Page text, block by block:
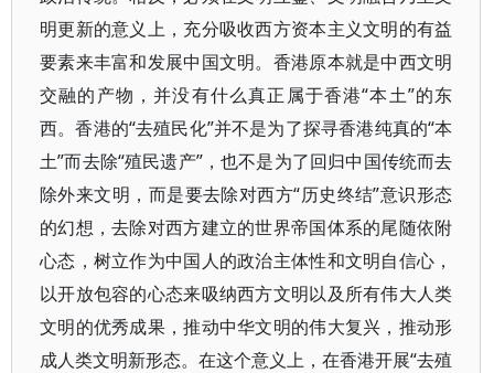
明更新的意义上，充分吸收西方资本主义文明的有益
要素来丰富和发展中国文明。香港原本就是中西文明
交融的产物，并没有什么真正属于香港“本土”的东
西。香港的“去殖民化”并不是为了探寻香港纯真的“本
土”而去除“殖民遗产”，也不是为了回归中国传统而去
除外来文明，而是要去除对西方“历史终结”意识形态
的幻想，去除对西方建立的世界帝国体系的尾随依附
心态，树立作为中国人的政治主体性和文明自信心，
以开放包容的心态来吸纳西方文明以及所有伟大人类
文明的优秀成果，推动中华文明的伟大复兴，推动形
成人类文明新形态。在这个意义上，在香港开展“去殖